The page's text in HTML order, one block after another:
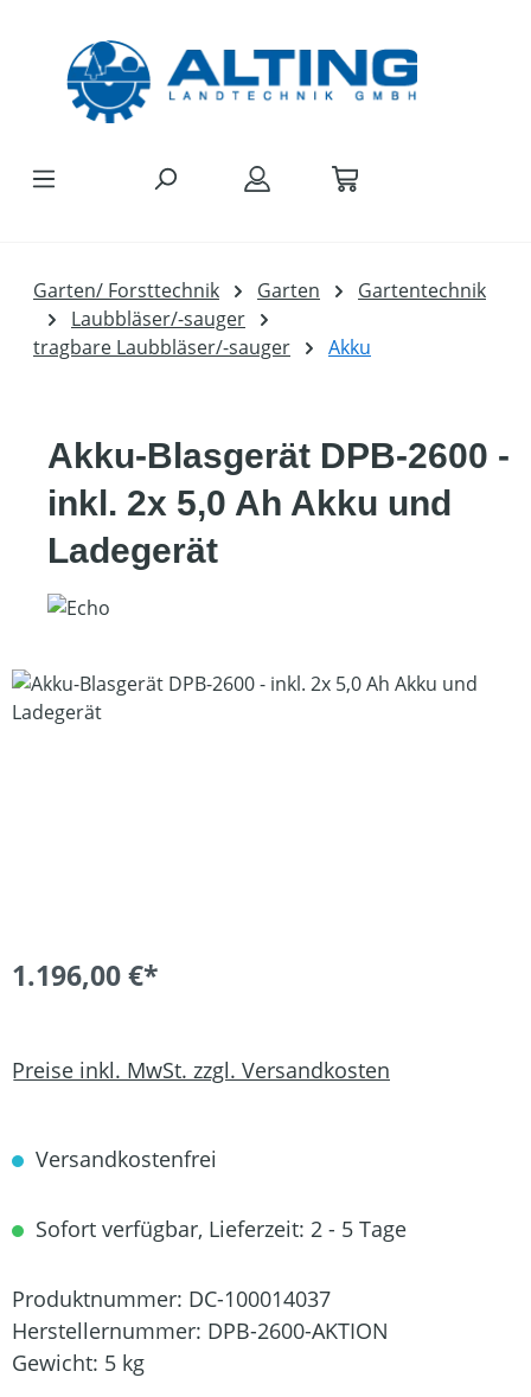
Garten/ Forsttechnik Garten
Gartentechnik
Laubbläser/-sauger
tragbare Laubbläser/-sauger
Akku
Akku-Blasgerät DPB-2600 -
inkl. 2x 5,0 Ah Akku und
Ladegerät
Bildergalerie überspringen
1.196,00 €*
Preise inkl. MwSt. zzgl. Versandkosten
Versandkostenfrei
Sofort verfügbar, Lieferzeit: 2 - 5 Tage
Produktnummer: DC-100014037
Herstellernummer: DPB-2600-AKTION
Gewicht: 5 kg